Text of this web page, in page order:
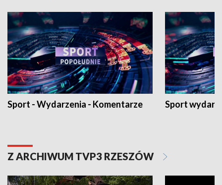
Sport - Wydarzenia - Komentarze Sport
Z ARCHIWUM TVP3 RZESZÓW